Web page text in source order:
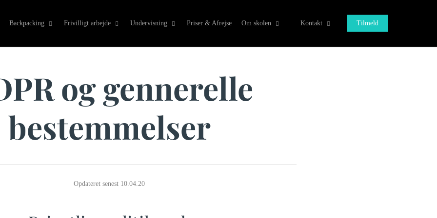
Backpacking Frivilligt arbejde Undervisning Priser & Afrejse Om skolen Kontakt Tilmeld
og gennerelle
bestemmelser
Opdateret senest 10.04.20